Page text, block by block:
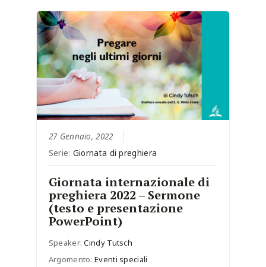
27 Gennaio, 2022
Serie: Giornata di preghiera
Giornata internazionale di
preghiera 2022 – Sermone
(testo e presentazione
PowerPoint)
Speaker:Cindy Tutsch
Argomento:Eventi speciali